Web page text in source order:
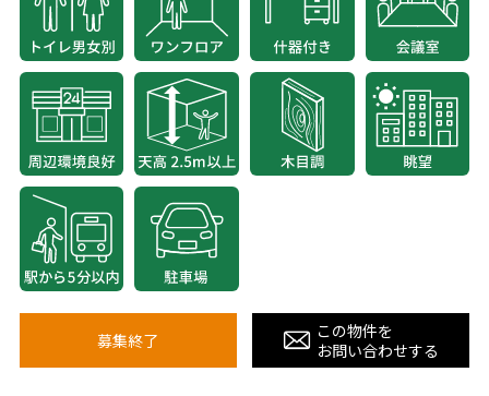
募集終了
この物件を
お問い合わせする